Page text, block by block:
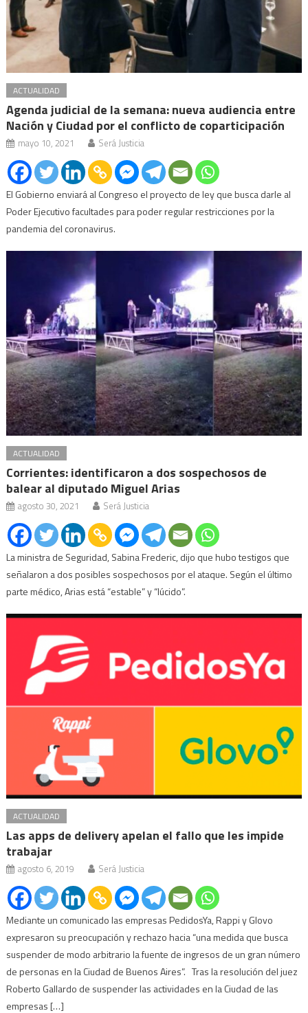
ACTUALIDAD
Agenda judicial de la semana: nueva audiencia entre
Nación y Ciudad por el conflicto de coparticipación
mayo 10, 2021 Será Justicia
El Gobierno enviará al Congreso el proyecto de ley que busca darle al
Poder Ejecutivo facultades para poder regular restricciones por la
pandemia del coronavirus.
ACTUALIDAD
Corrientes: identificaron a dos sospechosos de
balear al diputado Miguel Arias
agosto 30, 2021 Será Justicia
La ministra de Seguridad, Sabina Frederic, dijo que hubo testigos que
señalaron a dos posibles sospechosos por el ataque. Según el último
parte médico, Arias está “estable” y “lúcido”.
ACTUALIDAD
Las apps de delivery apelan el fallo que les impide
trabajar
agosto 6, 2019 Será Justicia
Mediante un comunicado las empresas PedidosYa, Rappi y Glovo
expresaron su preocupación y rechazo hacia “una medida que busca
suspender de modo arbitrario la fuente de ingresos de un gran número
de personas en la Ciudad de Buenos Aires”. Tras la resolución del juez
Roberto Gallardo de suspender las actividades en la Ciudad de las
empresas […]